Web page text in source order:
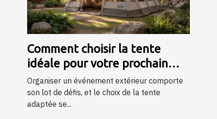
Comment choisir la tente
idéale pour votre prochain
événement ?
Organiser un événement extérieur comporte
son lot de défis, et le choix de la tente
adaptée se...